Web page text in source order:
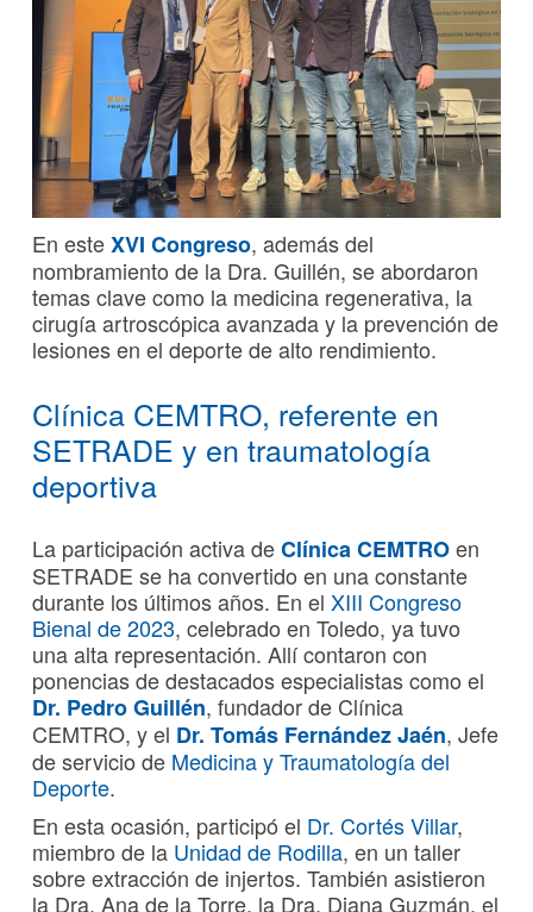
En esteXVI Congreso, además del
nombramiento de la Dra. Guillén, se abordaron
temas clave como la medicina regenerativa, la
cirugía artroscópica avanzada y la prevención de
lesiones en el deporte de alto rendimiento.
Clínica CEMTRO, referente en
SETRADE y en traumatología
deportiva
La participación activa deClínica CEMTROen
SETRADE se ha convertido en una constante
durante los últimos años. En el XIII Congreso
Bienal de 2023, celebrado en Toledo, ya tuvo
una alta representación. Allí contaron con
ponencias de destacados especialistas como el
Dr. Pedro Guillén, fundador de Clínica
CEMTRO, y el Dr. Tomás Fernández Jaén, Jefe
de servicio de Medicina y Traumatología del
Deporte.
En esta ocasión, participó el Dr. Cortés Villar,
miembro de la Unidad de Rodilla, en un taller
sobre extracción de injertos. También asistieron
la Dra. Ana de la Torre, la Dra. Diana Guzmán, el